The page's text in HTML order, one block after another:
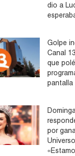
dio a
Golpe
Canal
que
pantalla
por